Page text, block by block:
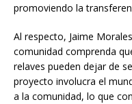
promoviendo la
Al respecto, Jaime
comunidad comprenda
relaves pueden dejar de
proyecto involucra el
a la comunidad, lo que